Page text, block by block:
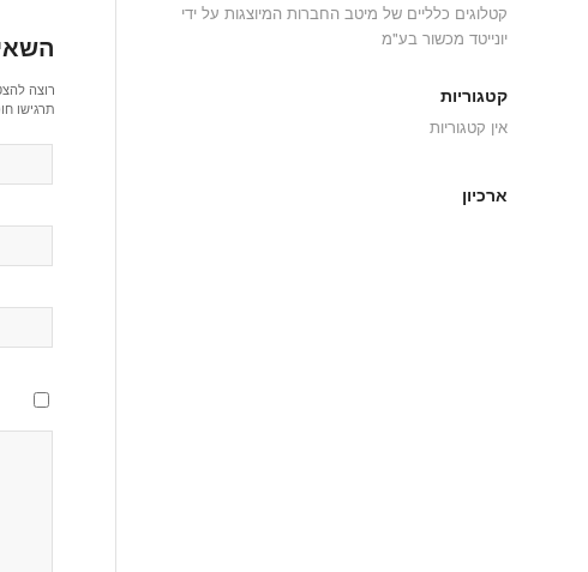
רוצה
תרגישו
קטלוגים כלליים של מיטב החברות המיוצגות על ידי
יונייטד מכשור בע"מ
קטגוריות
אין קטגוריות
ארכיון